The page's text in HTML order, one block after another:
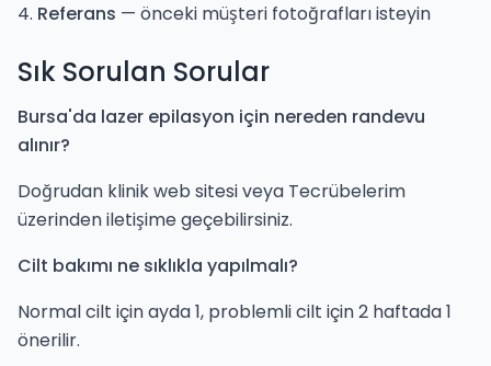
4. Referans — önceki müşteri fotoğrafları isteyin
Sık Sorulan Sorular
Bursa'da lazer epilasyon için nereden randevu
alınır?
Doğrudan klinik web sitesi veya Tecrübelerim
üzerinden iletişime geçebilirsiniz.
Cilt bakımı ne sıklıkla yapılmalı?
Normal cilt için ayda 1, problemli cilt için 2 haftada 1
önerilir.